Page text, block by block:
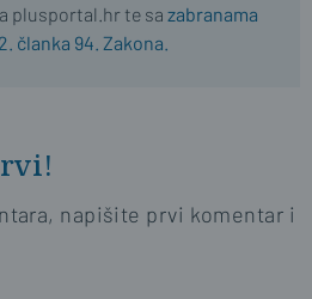
plusportal.hr te sa zabranama
članka 94. Zakona.
napišite prvi komentar i